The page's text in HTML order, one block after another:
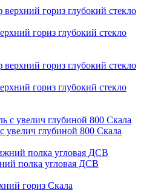
гориз глубокий стекло
гориз глубокий стекло
увелич глубиной 800 Скала
полка угловая ДСВ